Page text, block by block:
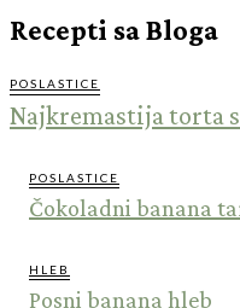
Recepti sa Bloga
POSLASTICE
Najkremastija torta
POSLASTICE
Čokoladni banana
HLEB
Posni banana hleb